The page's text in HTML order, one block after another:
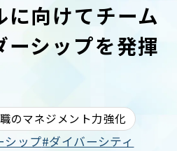
に向けてチーム
ーシップを発揮
のマネジメント力強化
シップ ダイバーシティ